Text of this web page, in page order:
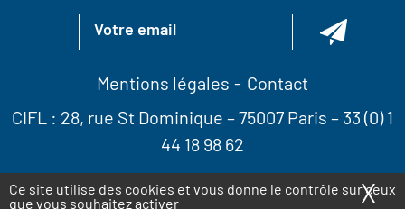
Ce site utilise des cookies et vous donne le contrôle sur ceux
que vous souhaitez activer
X
Mentions légales
Contact
CIFL : 28, rue St Dominique – 75007 Paris – 33 (0) 1
44 18 98 62